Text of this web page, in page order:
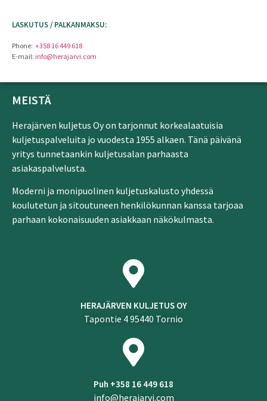
LASKUTUS / PALKANMAKSU:
Phone: +358 16 449 618
E-mail: info@herajarvi.com
MEISTÄ
Herajärven kuljetus Oy on tarjonnut korkealaatuisia
kuljetuspalveluita jo vuodesta 1955 alkaen. Tänä päivänä
yritys tunnetaankin kuljetusalan parhaasta
asiakaspalvelusta.
Moderni ja monipuolinen kuljetuskalusto yhdessä
koulutetun ja sitoutuneen henkilökunnan kanssa tarjoaa
parhaan kokonaisuuden asiakkaan näkökulmasta.
HERAJÄRVEN KULJETUS OY
Tapontie 4 95440 Tornio
Puh +358 16 449 618
info@herajarvi.com